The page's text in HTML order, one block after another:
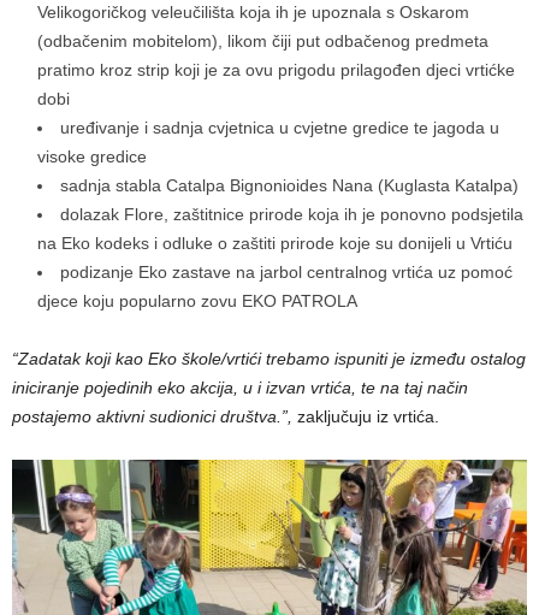
Velikogoričkog veleučilišta koja ih je upoznala s Oskarom
(odbačenim mobitelom), likom čiji put odbačenog predmeta
pratimo kroz strip koji je za ovu prigodu prilagođen djeci vrtićke
dobi
uređivanje i sadnja cvjetnica u cvjetne gredice te jagoda u
visoke gredice
sadnja stabla Catalpa Bignonioides Nana (Kuglasta Katalpa)
dolazak Flore, zaštitnice prirode koja ih je ponovno podsjetila
na Eko kodeks i odluke o zaštiti prirode koje su donijeli u Vrtiću
podizanje Eko zastave na jarbol centralnog vrtića uz pomoć
djece koju popularno zovu EKO PATROLA
“Zadatak koji kao Eko škole/vrtići trebamo ispuniti je između ostalog
iniciranje pojedinih eko akcija, u i izvan vrtića, te na taj način
postajemo aktivni sudionici društva.”, zaključuju iz vrtića.